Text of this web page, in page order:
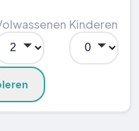
Kinderen